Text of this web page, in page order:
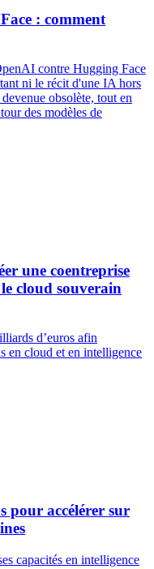
: comment
contre Hugging Face
ni le récit d'une IA hors
obsolète, tout en
des modèles de
une coentreprise
cloud souverain
d’euros afin
en cloud et en intelligence
pour accélérer sur
capacités en intelligence